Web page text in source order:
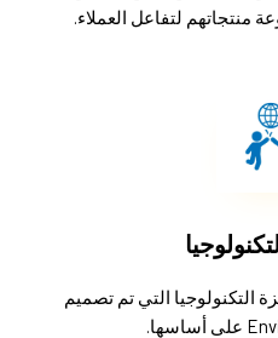
منتجاتهم لتفاعل العملاء.
التكنولوجيا التي تم تصميم